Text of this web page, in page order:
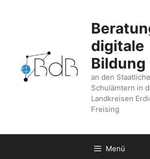
digitale
Bildung
an den
Schulämtern in
Landkreisen
Freising
Menü